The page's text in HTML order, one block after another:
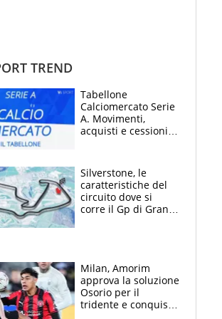
TREND
Tabellone
Calciomercato Serie
A. Movimenti,
acquisti e cessioni:
Silverstone, le
caratteristiche del
circuito dove si
corre il Gp di Gran
Milan, Amorim
approva la soluzione
Osorio per il
tridente e conquista